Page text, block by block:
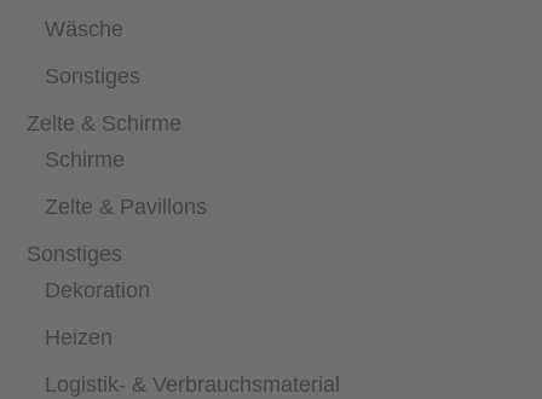
Wäsche
Sonstiges
Zelte & Schirme
Schirme
Zelte & Pavillons
Sonstiges
Dekoration
Heizen
Logistik- & Verbrauchsmaterial